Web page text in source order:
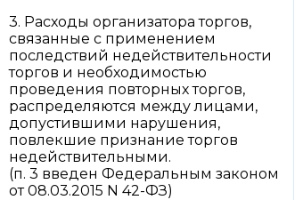
3. Расходы организатора торгов,
связанные с применением
последствий недействительности
торгов и необходимостью
проведения повторных торгов,
распределяются между лицами,
допустившими нарушения,
повлекшие признание торгов
недействительными.
(п. 3 введен Федеральным законом
от 08.03.2015 N 42-ФЗ)